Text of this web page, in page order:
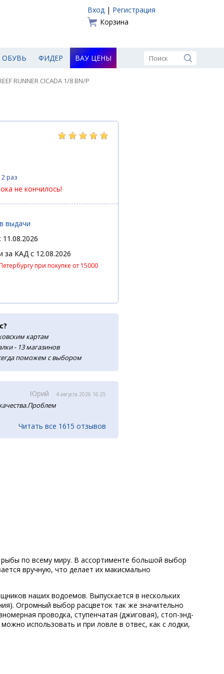
Вход | Регистрация
Корзина
ОБУВЬ ФИДЕР ВАУ ЦЕНЫ
RUNNER CICADA 1/8 BN/P
раз
не кончилось!
выдачи
за КАД c 12.08.2026
при покупке от 15000
картам
- 13 магазинов
поможем с выбором
Юрий 4 августа 2026 16:25
Читать все 1615 отзывов
по всему миру. В ассортименте большой выбор
вручную, что делает их макисмально
наших водоемов. Выпускается в нескольких
Огромный выбор расцветок так же значительно
проводка, ступенчатая (джиговая), стоп-энд-
использовать и при ловле в отвес, как с лодки,